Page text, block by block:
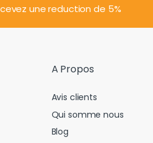
une reduction de 5%
A Propos
Avis clients
Qui somme nous
Blog